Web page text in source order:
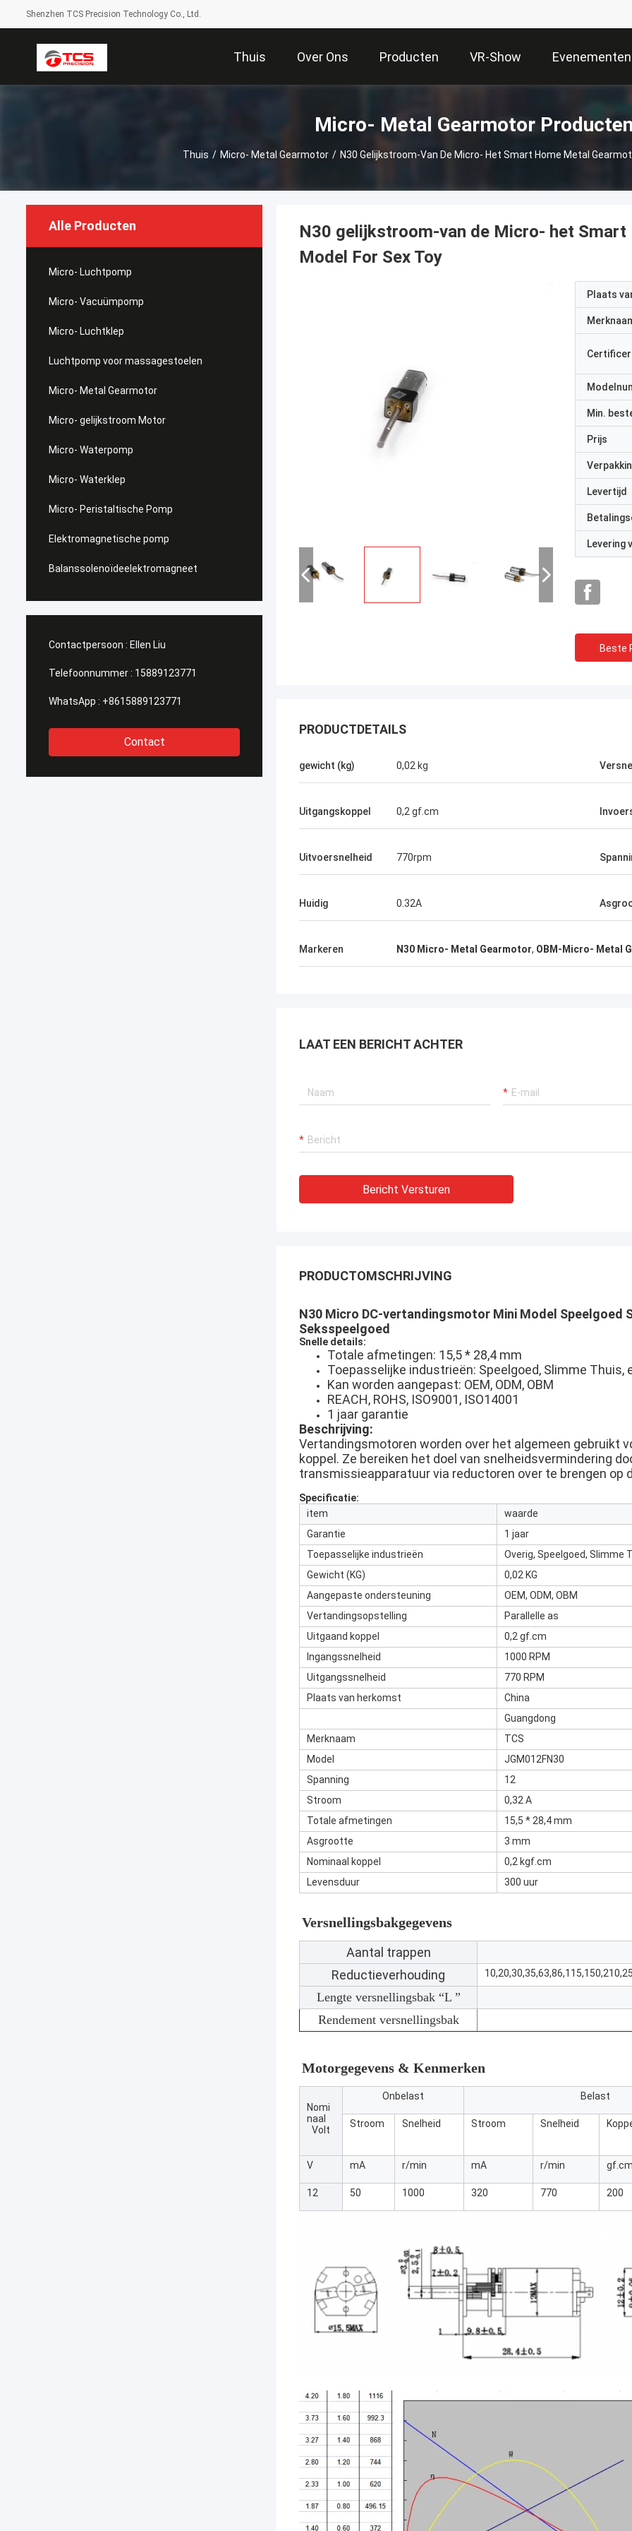
Shenzhen TCS Precision Technology Co., Ltd.
Thuis Over Ons Producten VR-Show Evenementen
Micro- Metal Gearmotor Producten
Thuis / Micro- Metal Gearmotor / N30 Gelijkstroom-Van De Micro- Het Smart Home Metal
Alle Producten
Micro- Luchtpomp
Micro- Vacuümpomp
Micro- Luchtklep
Luchtpomp voor massagestoelen
Micro- Metal Gearmotor
Micro- gelijkstroom Motor
Micro- Waterpomp
Micro- Waterklep
Micro- Peristaltische Pomp
Elektromagnetische pomp
Balanssolenoïdeelektromagneet
Contactpersoon : Ellen Liu
Telefoonnummer : 15889123771
WhatsApp : +8615889123771
Contact
N30 gelijkstroom-van de Micro- het
Model For Sex Toy
Plaats
Min.
Prijs
Levertijd
Levering
Beste
PRODUCTDETAILS
gewicht (kg) 0,02 kg
Uitgangskoppel 0,2 gf.cm
Uitvoersnelheid 770rpm
Huidig 0.32A
Markeren N30 Micro- Metal Gearmotor, OBM-Micro- Metal
LAAT EEN BERICHT ACHTER
Bericht Versturen
PRODUCTOMSCHRIJVING
N30 Micro DC-vertandingsmotor Mini Model
Seksspeelgoed
Snelle details:
Totale afmetingen: 15,5 * 28,4 mm
Toepasselijke industrieën: Speelgoed, Slimme Thuis,
Kan worden aangepast: OEM, ODM, OBM
REACH, ROHS, ISO9001, ISO14001
1 jaar garantie
Beschrijving:
Vertandingsmotoren worden over het algemeen gebruikt
koppel. Ze bereiken het doel van snelheidsvermindering
transmissieapparatuur via reductoren over te brengen op
Specificatie:
item
waarde
Garantie
1 jaar
Toepasselijke industrieën
Overig, Speelgoed, Slimme
Gewicht (KG)
0,02 KG
Aangepaste ondersteuning
OEM, ODM, OBM
Vertandingsopstelling
Parallelle as
Uitgaand koppel
0,2 gf.cm
Ingangssnelheid
1000 RPM
Uitgangssnelheid
770 RPM
Plaats van herkomst
China
Guangdong
Merknaam
TCS
Model
JGM012FN30
Spanning
12
Stroom
0,32 A
Totale afmetingen
15,5 * 28,4 mm
Asgrootte
3 mm
Nominaal koppel
0,2 kgf.cm
Levensduur
300 uur
Versnellingsbakgegevens
Aantal trappen
Reductieverhouding
Lengte versnellingsbak “L ”
Rendement versnellingsbak
Motorgegevens & Kenmerken
Nomi
naal
Volt
Onbelast Belast
Stroom Snelheid Stroom Snelheid
V mA r/min mA r/min gf.cm
12 50 1000 320 770 200